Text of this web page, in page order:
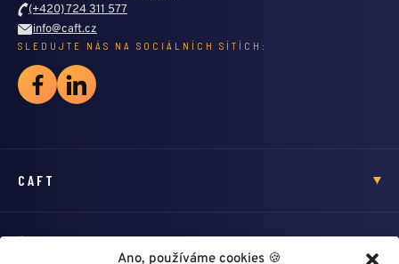
Ano, používáme cookies 🍪
(+420) 724 311 577
info@caft.cz
SLEDUJTE NÁS NA SOCIÁLNÍCH SÍTÍCH:
CAFT